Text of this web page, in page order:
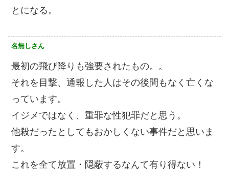
とになる。
名無しさん
最初の飛び降りも強要されたもの。。
それを目撃、通報した人はその後間もなく亡くな
っています。
イジメではなく、重罪な性犯罪だと思う。
他殺だったとしてもおかしくない事件だと思いま
す。
これを全て放置・隠蔽するなんて有り得ない！